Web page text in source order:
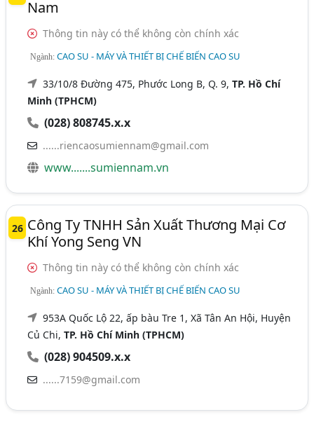
Nam
Thông tin này có thể không còn chính xác
Ngành:CAO SU - MÁY VÀ THIẾT BỊ CHẾ BIẾN CAO SU
33/10/8 Đường 475, Phước Long B, Q. 9,TP. Hồ Chí
Minh (TPHCM)
(028) 808745.x.x
......riencaosumiennam@gmail.com
www.......sumiennam.vn
26 Công Ty TNHH Sản Xuất Thương Mại Cơ
Khí Yong Seng VN
Thông tin này có thể không còn chính xác
Ngành:CAO SU - MÁY VÀ THIẾT BỊ CHẾ BIẾN CAO SU
953A Quốc Lộ 22, ấp bàu Tre 1, Xã Tân An Hội, Huyện
Củ Chi,TP. Hồ Chí Minh (TPHCM)
(028) 904509.x.x
......7159@gmail.com